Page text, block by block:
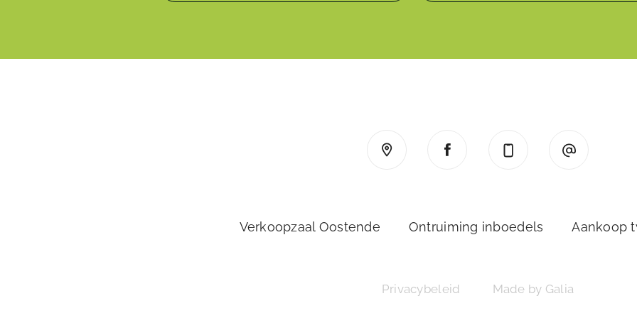
Verkoopzaal Oostende Ontruiming inboedels Aankoop
Privacybeleid Made by Galia